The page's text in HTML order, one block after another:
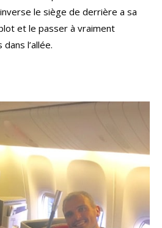
le siège de derrière a sa
et le passer à vraiment
l’allée.